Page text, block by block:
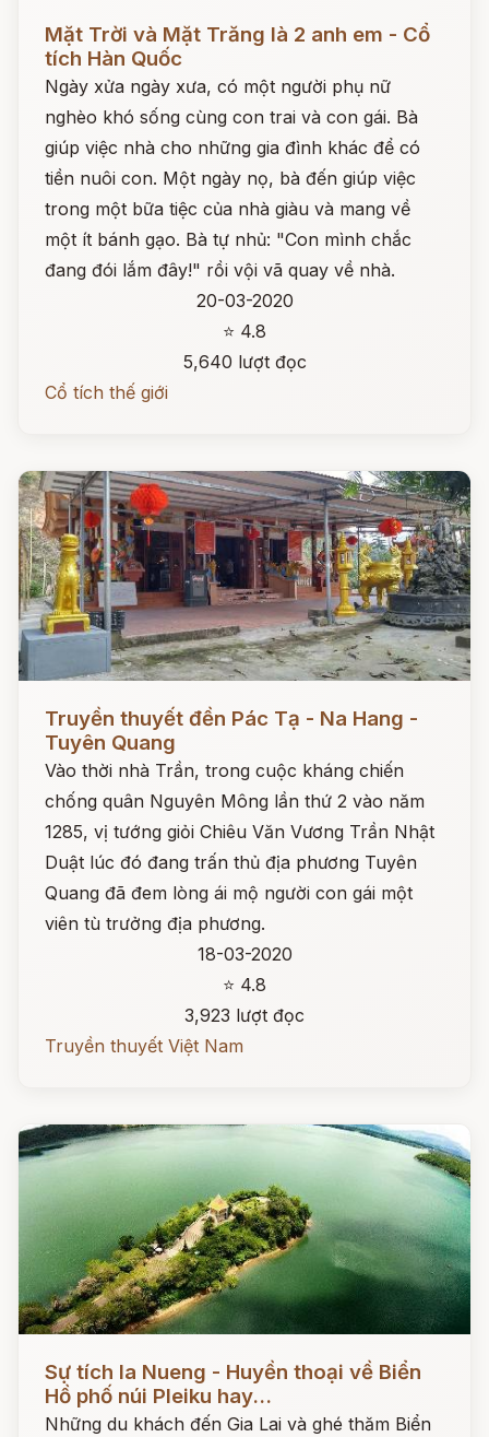
Mặt Trời và Mặt Trăng là 2 anh em - Cổ
tích Hàn Quốc
Ngày xửa ngày xưa, có một người phụ nữ
nghèo khó sống cùng con trai và con gái. Bà
giúp việc nhà cho những gia đình khác để có
tiền nuôi con. Một ngày nọ, bà đến giúp việc
trong một bữa tiệc của nhà giàu và mang về
một ít bánh gạo. Bà tự nhủ: "Con mình chắc
đang đói lắm đây!" rồi vội vã quay về nhà.
20-03-2020
⭐ 4.8
5,640 lượt đọc
Cổ tích thế giới
Đọc ngay
Truyền thuyết đền Pác Tạ - Na Hang -
Tuyên Quang
Vào thời nhà Trần, trong cuộc kháng chiến
chống quân Nguyên Mông lần thứ 2 vào năm
1285, vị tướng giỏi Chiêu Văn Vương Trần Nhật
Duật lúc đó đang trấn thủ địa phương Tuyên
Quang đã đem lòng ái mộ người con gái một
viên tù trưởng địa phương.
18-03-2020
⭐ 4.8
3,923 lượt đọc
Truyền thuyết Việt Nam
Sự tích Ia Nueng - Huyền thoại về Biển
Hồ phố núi Pleiku hay...
Những du khách đến Gia Lai và ghé thăm Biển